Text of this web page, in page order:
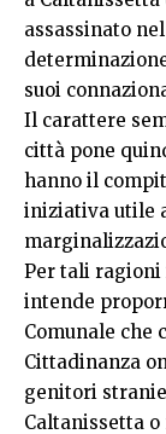
assassinato
suoi
Il carattere
città pone
hanno il
iniziativa utile
Per tali ragioni
intende
Comunale che
Cittadinanza
genitori
Caltanissetta o